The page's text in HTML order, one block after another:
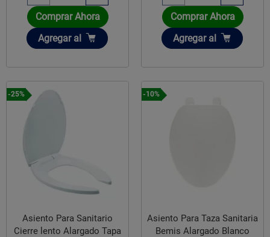
Comprar Ahora
Añadir
Agregar al
Comprar Ahora
Añadir
Agregar al
-25%
Asiento Para Sanitario
Cierre lento Alargado Tapa
-10%
Asiento Para Taza Sanitaria
Bemis Alargado Blanco